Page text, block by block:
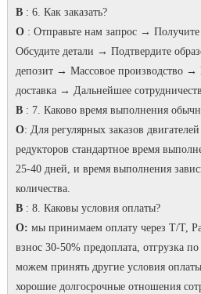
В: 6. Как заказать?
О: Отправьте нам запрос →
Обсудите детали → Подтвердите
депозит → Массовое производство →
доставка → Дальнейшее
В: 7. Каково время выполнения
О: Для регулярных заказов
редукторов стандартное время
25-40 дней, и время выполнения
количества.
В: 8. Каковы условия оплаты?
О: мы принимаем оплату через T/T,
взнос 30-50% предоплата, отгрузка по
можем принять другие условия
хорошие долгосрочные отношения